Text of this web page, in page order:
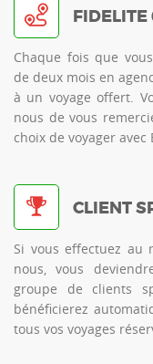
FIDELITE
Chaque fois que
de deux mois en
à un voyage offert.
nous de vous
choix de voyager avec
CLIENT
Si vous effectuez au
nous, vous
groupe de clients
bénéficierez
tous vos voyages